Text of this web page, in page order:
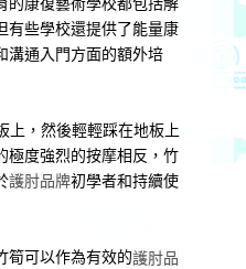
有些學校還提供了能量康
溝通入門方面的額外培
上，然後輕輕踩在地板上
極度強烈的按摩相反，竹
護肘品牌初學者和持續使
筍可以作為有效的護肘品